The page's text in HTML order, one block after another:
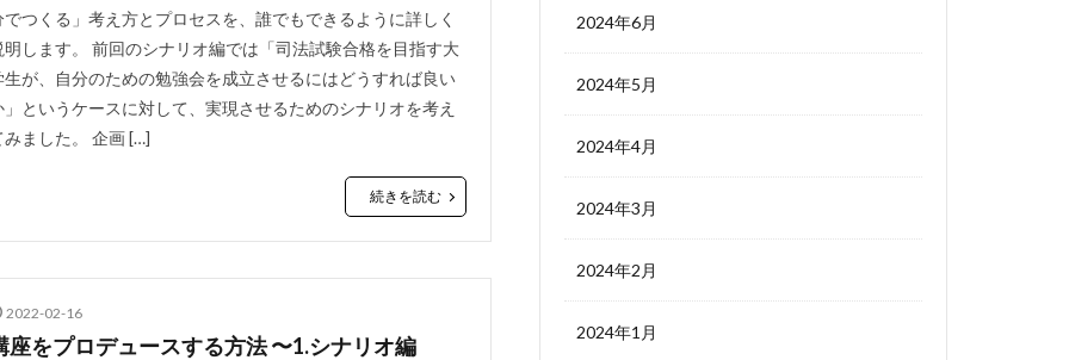
でつくる」考え方とプロセスを、誰でもできるように詳しく
明します。 前回のシナリオ編では「司法試験合格を目指す大
生が、自分のための勉強会を成立させるにはどうすれば良い
」というケースに対して、実現させるためのシナリオを考え
みました。 企画 […]
続きを読む
2022-02-16
座をプロデュースする方法 〜1.シナリオ編
2024年6月
2024年5月
2024年4月
2024年3月
2024年2月
2024年1月